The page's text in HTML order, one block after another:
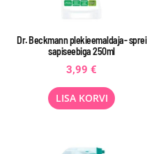
Dr. Beckmann plekieemaldaja- sprei
sapiseebiga 250ml
3,99 €
LISA KORVI